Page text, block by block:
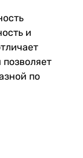
и
по